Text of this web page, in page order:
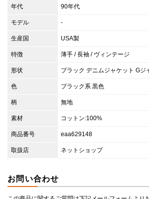
年代 90年代
モデル -
生産国 USA製
特徴 薄手 / 長袖 / ヴィンテージ
形状 ブラック デニムジャケット Gジ
色 ブラック系 黒色
柄 無地
素材 コットン:100%
商品番号 eaa629148
取扱店 ネットショップ
お問い合わせ